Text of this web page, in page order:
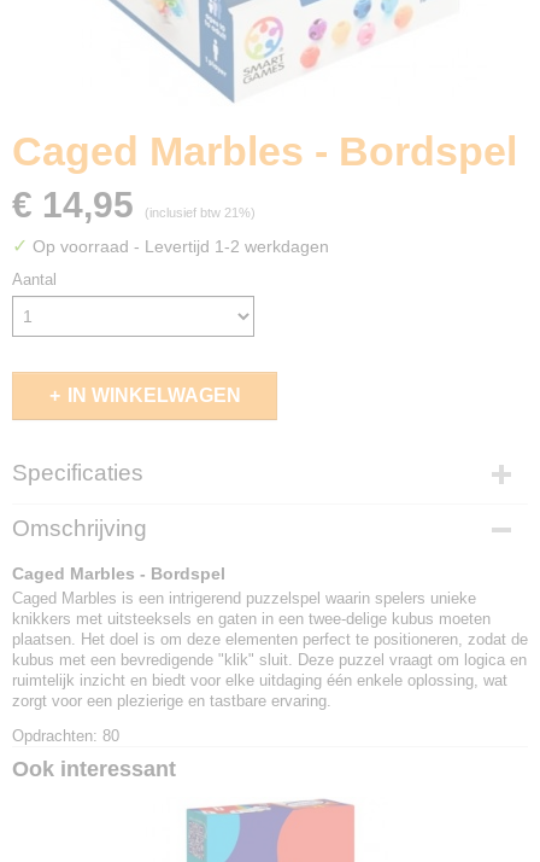
Caged Marbles - Bordspel
€ 14,95 (inclusief btw 21%)
✓ Op voorraad - Levertijd 1-2 werkdagen
Aantal
IN WINKELWAGEN
Specificaties
EAN code
5414301526742
Omschrijving
Caged Marbles - Bordspel
Caged Marbles is een intrigerend puzzelspel waarin spelers unieke
knikkers met uitsteeksels en gaten in een twee-delige kubus moeten
plaatsen. Het doel is om deze elementen perfect te positioneren, zodat de
kubus met een bevredigende "klik" sluit. Deze puzzel vraagt om logica en
ruimtelijk inzicht en biedt voor elke uitdaging één enkele oplossing, wat
zorgt voor een plezierige en tastbare ervaring.
Opdrachten: 80
Ook interessant